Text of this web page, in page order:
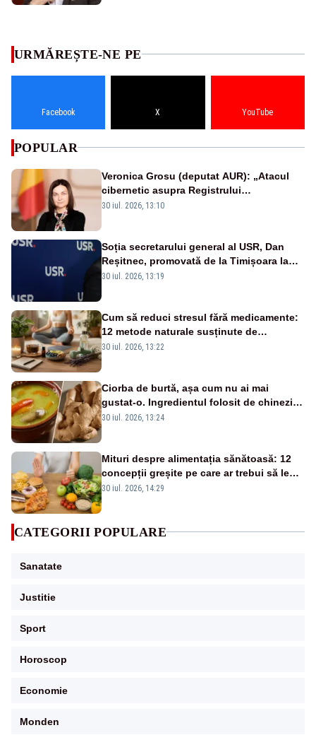
URMĂREȘTE-NE PE
Facebook X YouTube
POPULAR
Veronica Grosu (deputat AUR): „Atacul
cibernetic asupra Registrului
Proprietăților transmite un semnal de
30 iul. 2026, 13:10
Soția secretarului general al USR, Dan
Reșitnec, promovată de la Timișoara la
minister: mutarea care aprinde scandalul
30 iul. 2026, 13:19
Cum să reduci stresul fără medicamente:
12 metode naturale susținute de
specialiști
30 iul. 2026, 13:22
Ciorba de burtă, așa cum nu ai mai
gustat-o. Ingredientul folosit de chinezi: îi
schimbă complet gustul
30 iul. 2026, 13:24
Mituri despre alimentația sănătoasă: 12
concepții greșite pe care ar trebui să le
lași deoparte
30 iul. 2026, 14:29
CATEGORII POPULARE
Sanatate
Justitie
Sport
Horoscop
Economie
Monden